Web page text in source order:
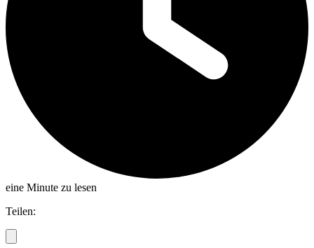
eine Minute zu lesen
Teilen: